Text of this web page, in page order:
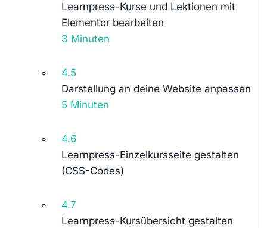
Learnpress-Kurse und Lektionen mit
Elementor bearbeiten
3 Minuten
4.5
Darstellung an deine Website anpassen
5 Minuten
4.6
Learnpress-Einzelkursseite gestalten
(CSS-Codes)
4.7
Learnpress-Kursübersicht gestalten